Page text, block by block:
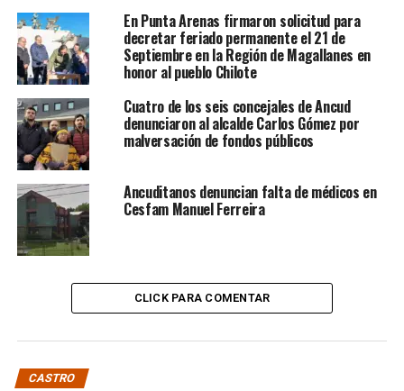
En Punta Arenas firmaron solicitud para
decretar feriado permanente el 21 de
Septiembre en la Región de Magallanes en
honor al pueblo Chilote
Cuatro de los seis concejales de Ancud
denunciaron al alcalde Carlos Gómez por
malversación de fondos públicos
Ancuditanos denuncian falta de médicos en
Cesfam Manuel Ferreira
CLICK PARA COMENTAR
CASTRO